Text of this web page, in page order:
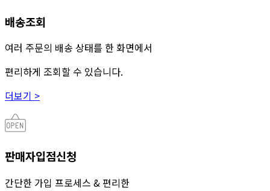
배송조회
여러 주문의 배송 상태를 한 화면에서
편리하게 조회할 수 있습니다.
더보기 >
판매자입점신청
간단한 가입 프로세스 & 편리한